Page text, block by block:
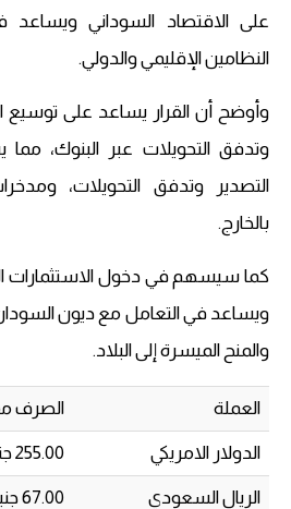
على الاقتصاد السوداني
النظامين الإقليمي والدولي.
وأوضح أن القرار يساعد على توسيع
وتدفق التحويلات عبر البنوك،
التصدير وتدفق التحويلات،
بالخارج.
كما سيسهم في دخول الاستثمارات
ويساعد في التعامل مع ديون السودان
والمنح الميسرة إلى البلاد.
العملة الصرف
الدولار الامريكي 255.00 جنيها
الريال السعودي 67.00 جنيها